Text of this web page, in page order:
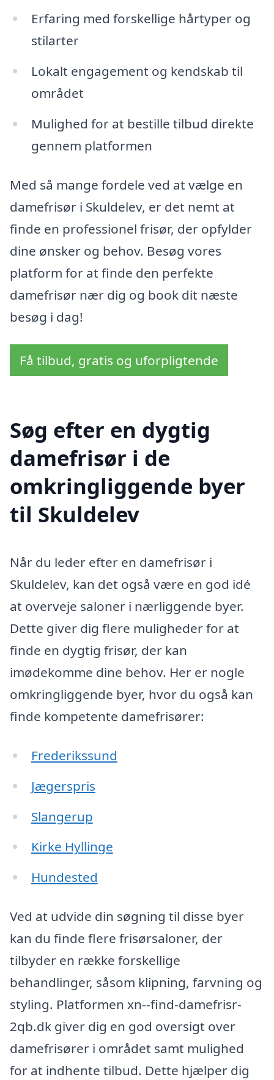
Erfaring med forskellige hårtyper og
stilarter
Lokalt engagement og kendskab til
området
Mulighed for at bestille tilbud direkte
gennem platformen
Med så mange fordele ved at vælge en
damefrisør i Skuldelev, er det nemt at
finde en professionel frisør, der opfylder
dine ønsker og behov. Besøg vores
platform for at finde den perfekte
damefrisør nær dig og book dit næste
besøg i dag!
Få tilbud, gratis og uforpligtende
Søg efter en dygtig
damefrisør i de
omkringliggende byer
til Skuldelev
Når du leder efter en damefrisør i
Skuldelev, kan det også være en god idé
at overveje saloner i nærliggende byer.
Dette giver dig flere muligheder for at
finde en dygtig frisør, der kan
imødekomme dine behov. Her er nogle
omkringliggende byer, hvor du også kan
finde kompetente damefrisører:
Frederikssund
Jægerspris
Slangerup
Kirke Hyllinge
Hundested
Ved at udvide din søgning til disse byer
kan du finde flere frisørsaloner, der
tilbyder en række forskellige
behandlinger, såsom klipning, farvning og
styling. Platformen xn--find-damefrisr-
2qb.dk giver dig en god oversigt over
damefrisører i området samt mulighed
for at indhente tilbud. Dette hjælper dig